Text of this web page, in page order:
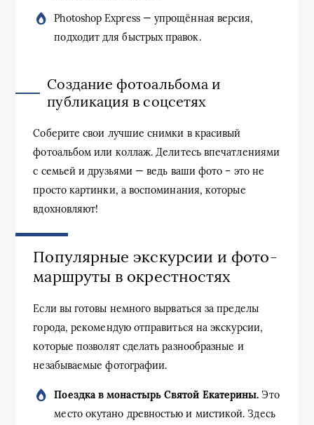
Photoshop Express — упрощённая версия,
подходит для быстрых правок.
Создание фотоальбома и
публикация в соцсетях
Соберите свои лучшие снимки в красивый
фотоальбом или коллаж. Делитесь впечатлениями
с семьей и друзьями — ведь ваши фото – это не
просто картинки, а воспоминания, которые
вдохновляют!
Популярные экскурсии и фото-
маршруты в окрестностях
Если вы готовы немного вырваться за пределы
города, рекомендую отправиться на экскурсии,
которые позволят сделать разнообразные и
незабываемые фотографии.
Поездка в монастырь Святой Екатерины. Это
место окутано древностью и мистикой. Здесь